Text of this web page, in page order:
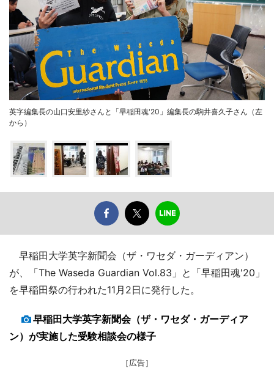
英字編集長の山口安里紗さんと「早稲田魂'20」編集長の駒井喜久子さん（左
から）
早稲田大学英字新聞会（ザ・ワセダ・ガーディアン）
が、「The Waseda Guardian Vol.83」と「早稲田魂'20」
を早稲田祭の行われた11月2日に発行した。
早稲田大学英字新聞会（ザ・ワセダ・ガーディア
ン）が実施した受験相談会の様子
［広告］